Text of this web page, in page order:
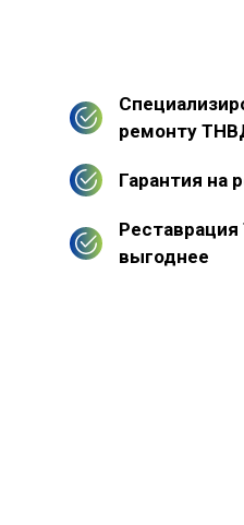
ремонту
Гарантия на
выгоднее